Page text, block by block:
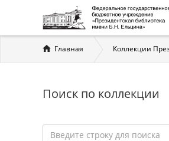
Вы
здесь
Главная Коллекции
Поиск по коллекции